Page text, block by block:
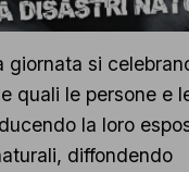
giornata si
quali le persone e
la loro
diffondendo